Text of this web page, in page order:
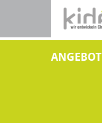
ANGEBOT